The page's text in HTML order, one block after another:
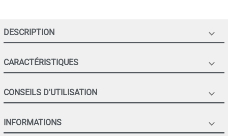
DESCRIPTION 
CARACTÉRISTIQUES 
CONSEILS D'UTILISATION 
INFORMATIONS 